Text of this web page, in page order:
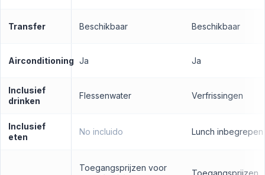
Transfer Beschikbaar Beschikbaar
Airconditioning Ja Ja
Inclusief
drinken
Flessenwater Verfrissingen
Inclusief
eten
No incluido Lunch inbegrepen
Toegangsprijzen voor